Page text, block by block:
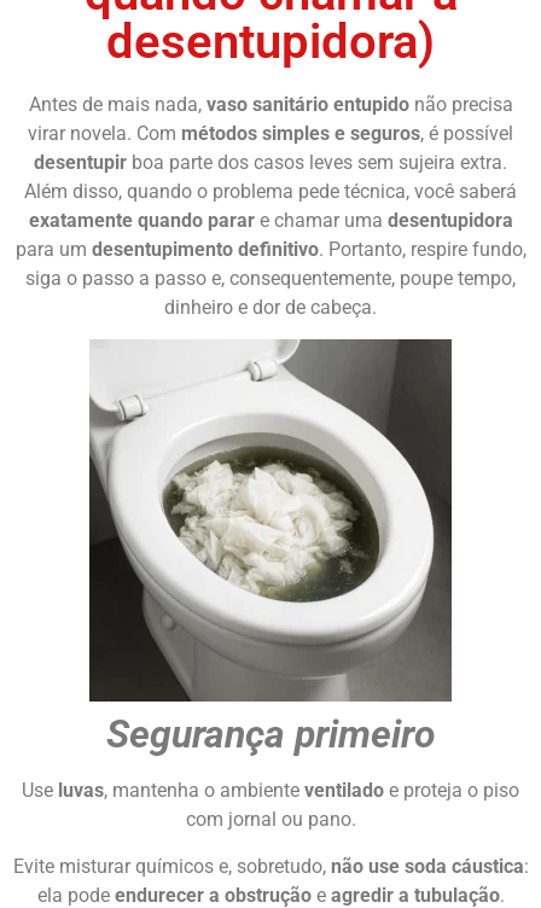
desentupidora)
Antes de mais nada, vaso sanitário entupidonão precisa
virar novela. Com métodos simples e seguros, é possível
desentupir boa parte dos casos leves sem sujeira extra.
Além disso, quando o problema pede técnica, você saberá
exatamente quando parare chamar uma desentupidora
para um desentupimento definitivo. Portanto, respire fundo,
siga o passo a passo e, consequentemente, poupe tempo,
dinheiro e dor de cabeça.
Segurança primeiro
Use luvas, mantenha o ambiente ventilado e proteja o piso
com jornal ou pano.
Evite misturar químicos e, sobretudo, não use soda cáustica:
ela pode endurecer a obstruçãoe agredir a tubulação.